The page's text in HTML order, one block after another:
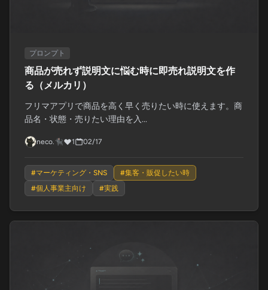
プロンプト
商品が売れず説明文に悩む時に即売れ説明文を作
る（メルカリ）
フリマアプリで商品を高く早く売りたい時に使えます。商
品名・状態・売りたい理由を入...
neco.🐈‍⬛ 1 02/17
#マーケティング・SNS #集客・販促したい時
#個人事業主向け #実践